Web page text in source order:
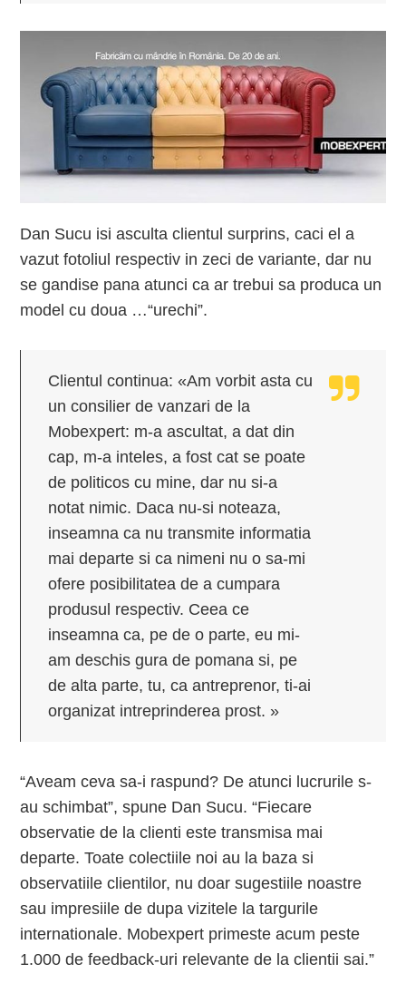
Dan Sucu isi asculta clientul surprins, caci el a
vazut fotoliul respectiv in zeci de variante, dar nu
se gandise pana atunci ca ar trebui sa produca un
model cu doua …“urechi”.
Clientul continua: «Am vorbit asta cu
un consilier de vanzari de la
Mobexpert: m-a ascultat, a dat din
cap, m-a inteles, a fost cat se poate
de politicos cu mine, dar nu si-a
notat nimic. Daca nu-si noteaza,
inseamna ca nu transmite informatia
mai departe si ca nimeni nu o sa-mi
ofere posibilitatea de a cumpara
produsul respectiv. Ceea ce
inseamna ca, pe de o parte, eu mi-
am deschis gura de pomana si, pe
de alta parte, tu, ca antreprenor, ti-ai
organizat intreprinderea prost. »
“Aveam ceva sa-i raspund? De atunci lucrurile s-
au schimbat”, spune Dan Sucu. “Fiecare
observatie de la clienti este transmisa mai
departe. Toate colectiile noi au la baza si
observatiile clientilor, nu doar sugestiile noastre
sau impresiile de dupa vizitele la targurile
internationale. Mobexpert primeste acum peste
1.000 de feedback-uri relevante de la clientii sai.”